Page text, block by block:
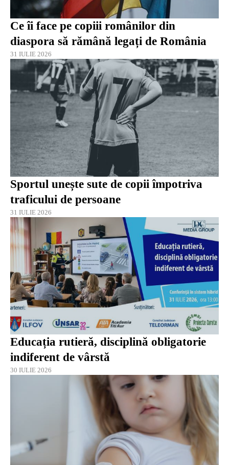
Ce îi face pe copiii românilor din
diaspora să rămână legați de România
31 IULIE 2026
Sportul unește sute de copii împotriva
traficului de persoane
31 IULIE 2026
Educația rutieră, disciplină obligatorie
indiferent de vârstă
30 IULIE 2026